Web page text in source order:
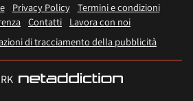
Privacy Policy
Termini e condizioni
Contatti
Lavora con noi
di tracciamento della pubblicità